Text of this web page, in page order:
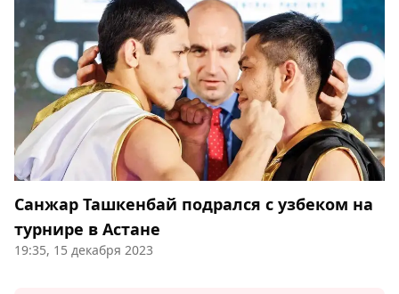
Санжар Ташкенбай подрался с узбеком на
турнире в Астане
19:35, 15 декабря 2023